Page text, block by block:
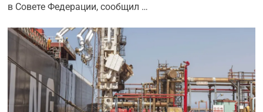
в Совете Федерации, сообщил …